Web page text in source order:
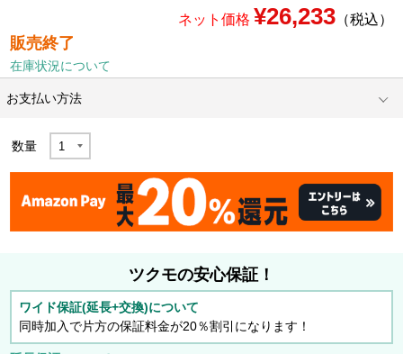
ネット価格 ¥26,233（税込）
販売終了
在庫状況について
お支払い方法
数量
ツクモの安心保証！
ワイド保証(延長+交換)について
同時加入で片方の保証料金が20％割引になります！